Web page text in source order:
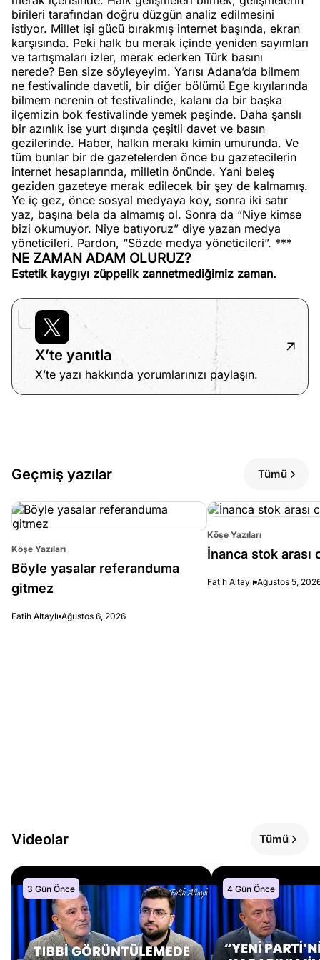
birileri tarafından doğru düzgün analiz edilmesini
istiyor. Millet işi gücü bırakmış internet başında, ekran
karşısında. Peki halk bu merak içinde yeniden sayımları
ve tartışmaları izler, merak ederken Türk basını
nerede? Ben size söyleyeyim. Yarısı Adana’da bilmem
ne festivalinde davetli, bir diğer bölümü Ege kıyılarında
bilmem nerenin ot festivalinde, kalanı da bir başka
ilçemizin bok festivalinde yemek peşinde. Daha şanslı
bir azınlık ise yurt dışında çeşitli davet ve basın
gezilerinde. Haber, halkın merakı kimin umurunda. Ve
tüm bunlar bir de gazetelerden önce bu gazetecilerin
internet hesaplarında, milletin önünde. Yani beleş
geziden gazeteye merak edilecek bir şey de kalmamış.
Ye iç gez, önce sosyal medyaya koy, sonra iki satır
yaz, başına bela da almamış ol. Sonra da “Niye kimse
bizi okumuyor. Niye batıyoruz” diye yazan medya
yöneticileri. Pardon, “Sözde medya yöneticileri”. ***
NE ZAMAN ADAM OLURUZ?
Estetik kaygıyı züppelik zannetmediğimiz zaman.
X’te yanıtla
X’te yazı hakkında yorumlarınızı paylaşın.
Geçmiş yazılar Tümü
Köşe Yazıları
Böyle yasalar referanduma
gitmez
Fatih Altaylı Ağustos 6, 2026
Köşe Yazıları
İnanca stok arası
Fatih Altaylı Ağustos 5,
Videolar Tümü
3 Gün Önce 4 Gün Önce